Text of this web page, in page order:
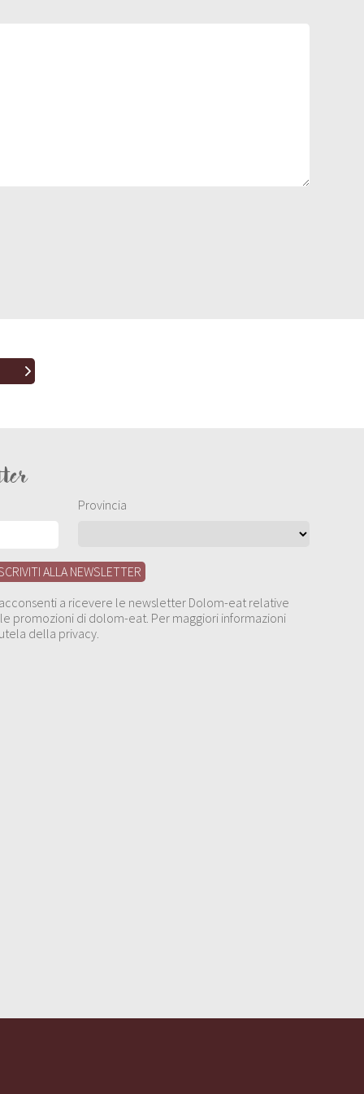
Provincia
a ricevere le newsletter Dolom-eat relative
promozioni di dolom-eat. Per maggiori informazioni
della privacy.